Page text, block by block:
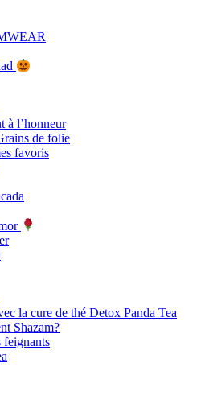
à l’honneur
de folie
favoris
la cure de thé Detox Panda Tea
Shazam?
feignants